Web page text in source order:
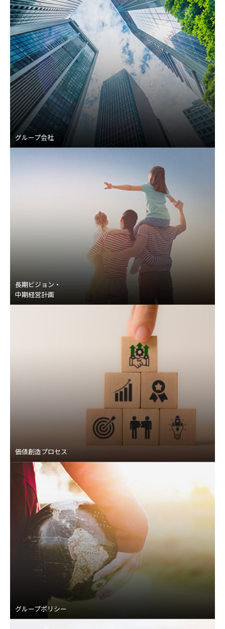
グループ会社
長期ビジョン・
中期経営計画
価値創造プロセス
グループポリシー